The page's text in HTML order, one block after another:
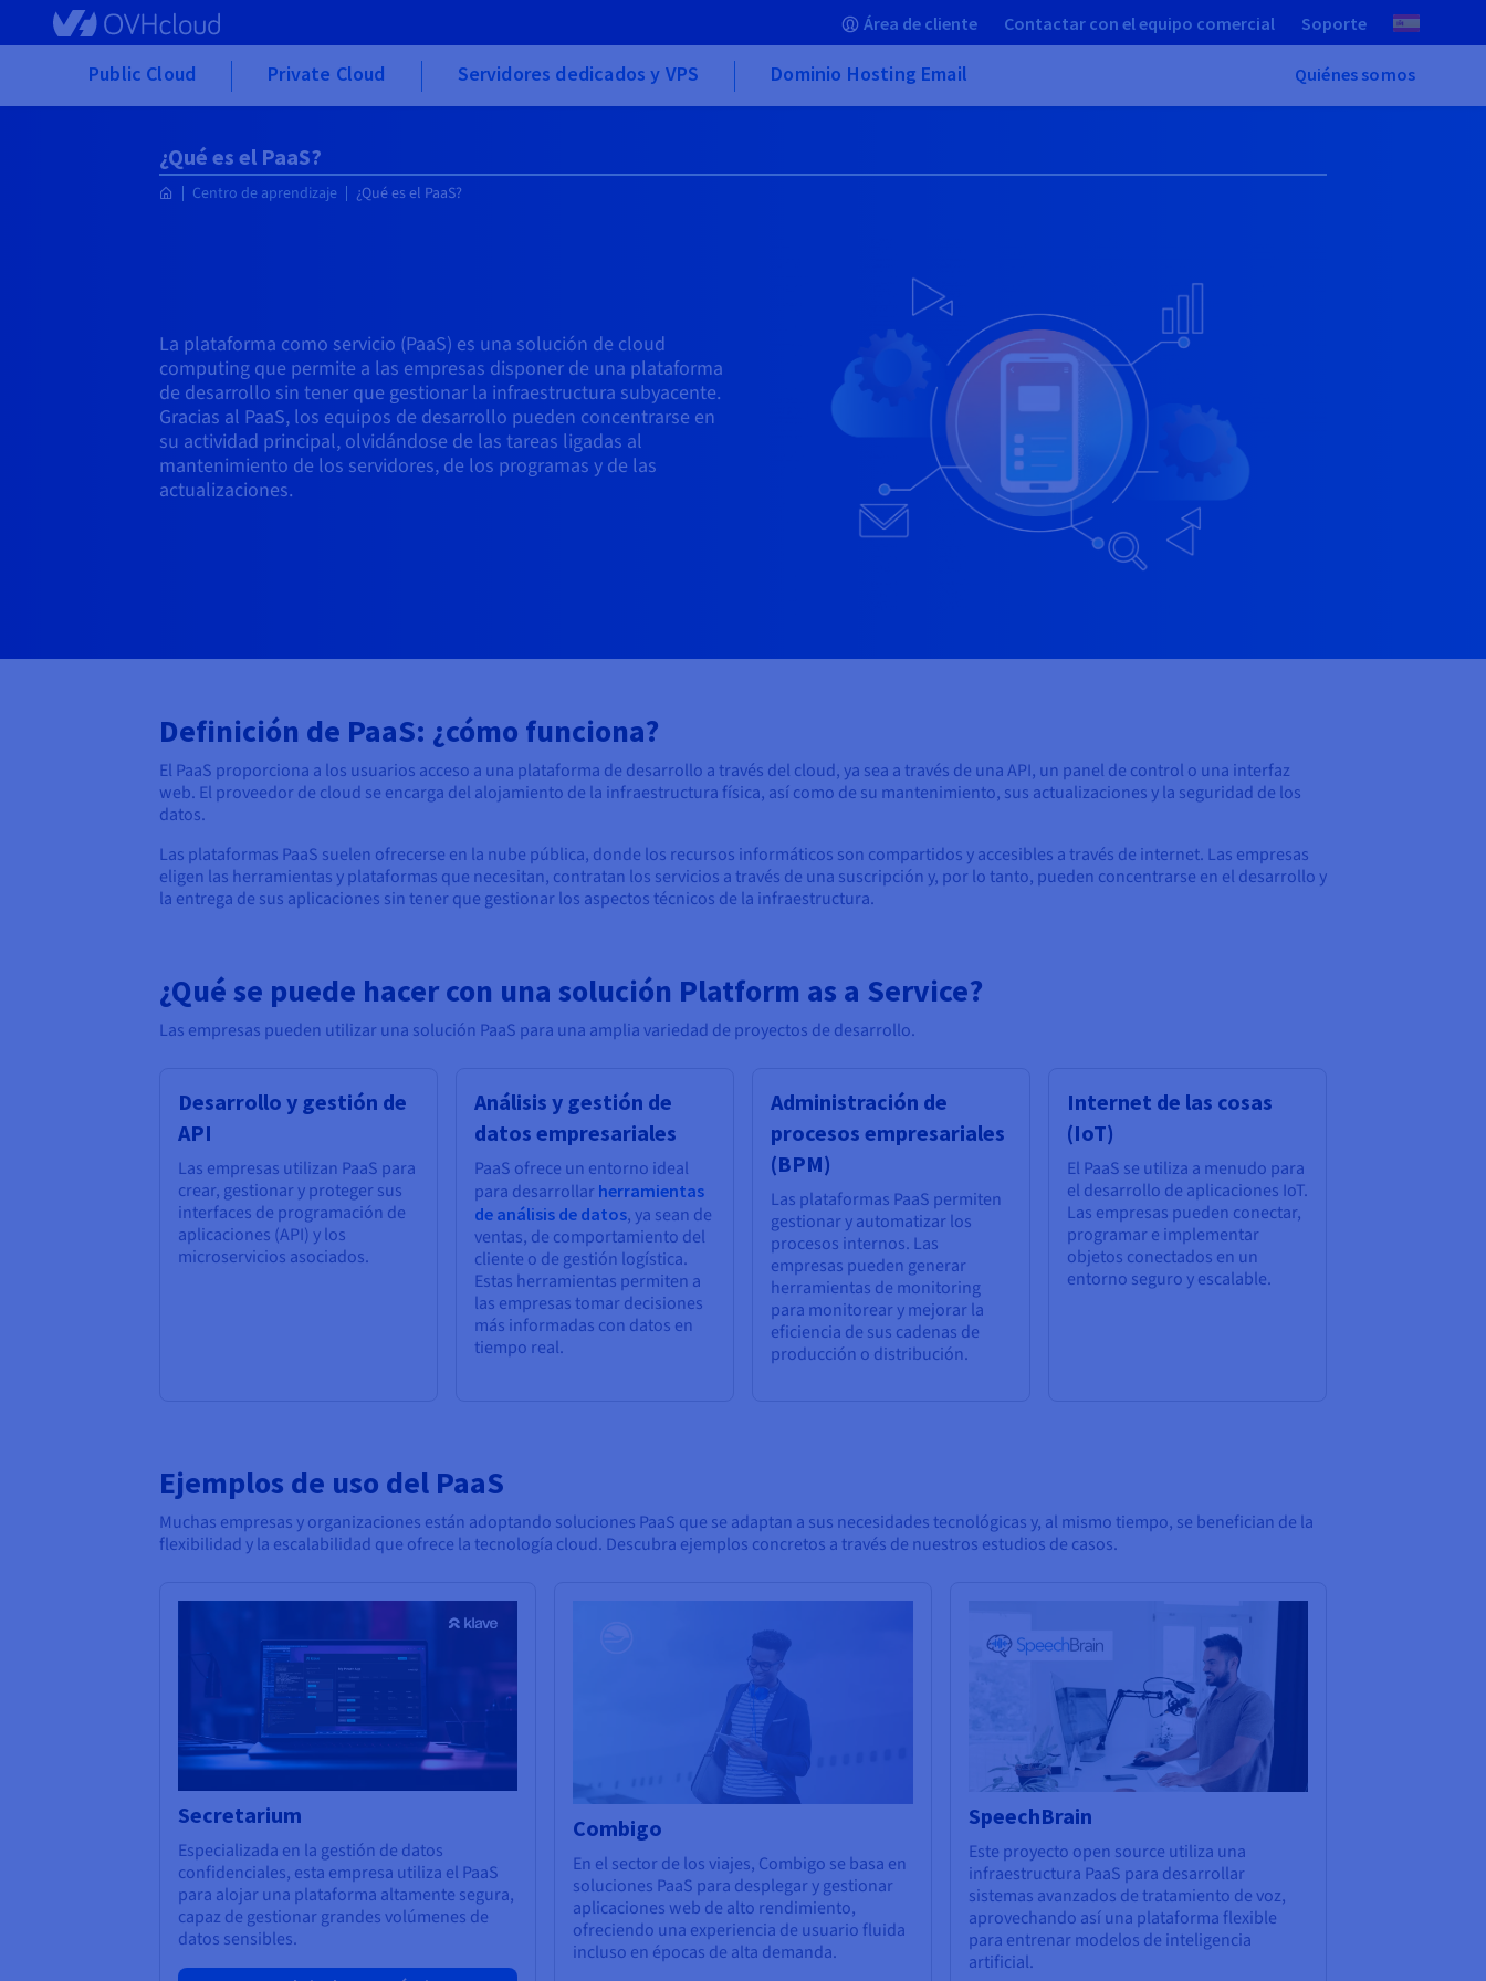
Skip to main content Área de cliente Contactar con el equipo comercial Soporte
Public Cloud Private Cloud Servidores dedicados y VPS Dominio Hosting Email Quiénes somos
¿Qué es el PaaS?
Centro de aprendizaje ¿Qué es el PaaS?
La plataforma como servicio (PaaS) es una solución de cloud
computing que permite a las empresas disponer de una plataforma
de desarrollo sin tener que gestionar la infraestructura subyacente.
Gracias al PaaS, los equipos de desarrollo pueden concentrarse en
su actividad principal, olvidándose de las tareas ligadas al
mantenimiento de los servidores, de los programas y de las
actualizaciones.
Definición de PaaS: ¿cómo funciona?
El PaaS proporciona a los usuarios acceso a una plataforma de desarrollo a través del cloud, ya sea a través de una API, un panel de control o una interfaz
web. El proveedor de cloud se encarga del alojamiento de la infraestructura física, así como de su mantenimiento, sus actualizaciones y la seguridad de los
datos.
Las plataformas PaaS suelen ofrecerse en la nube pública, donde los recursos informáticos son compartidos y accesibles a través de internet. Las empresas
eligen las herramientas y plataformas que necesitan, contratan los servicios a través de una suscripción y, por lo tanto, pueden concentrarse en el desarrollo y
la entrega de sus aplicaciones sin tener que gestionar los aspectos técnicos de la infraestructura.
¿Qué se puede hacer con una solución Platform as a Service?
Las empresas pueden utilizar una solución PaaS para una amplia variedad de proyectos de desarrollo.
Desarrollo y gestión de
API
Las empresas utilizan PaaS para
crear, gestionar y proteger sus
interfaces de programación de
aplicaciones (API) y los
microservicios asociados.
Análisis y gestión de
datos empresariales
PaaS ofrece un entorno ideal
para desarrollar herramientas
de análisis de datos, ya sean de
ventas, de comportamiento del
cliente o de gestión logística.
Estas herramientas permiten a
las empresas tomar decisiones
más informadas con datos en
tiempo real.
Administración de
procesos empresariales
(BPM)
Las plataformas PaaS permiten
gestionar y automatizar los
procesos internos. Las
empresas pueden generar
herramientas de monitoring
para monitorear y mejorar la
eficiencia de sus cadenas de
producción o distribución.
Internet de las cosas
(IoT)
El PaaS se utiliza a menudo para
el desarrollo de aplicaciones IoT.
Las empresas pueden conectar,
programar e implementar
objetos conectados en un
entorno seguro y escalable.
Ejemplos de uso del PaaS
Muchas empresas y organizaciones están adoptando soluciones PaaS que se adaptan a sus necesidades tecnológicas y, al mismo tiempo, se benefician de la
flexibilidad y la escalabilidad que ofrece la tecnología cloud. Descubra ejemplos concretos a través de nuestros estudios de casos.
Secretarium
Especializada en la gestión de datos
confidenciales, esta empresa utiliza el PaaS
para alojar una plataforma altamente segura,
capaz de gestionar grandes volúmenes de
datos sensibles.
Combigo
En el sector de los viajes, Combigo se basa en
soluciones PaaS para desplegar y gestionar
aplicaciones web de alto rendimiento,
ofreciendo una experiencia de usuario fluida
incluso en épocas de alta demanda.
SpeechBrain
Este proyecto open source utiliza una
infraestructura PaaS para desarrollar
sistemas avanzados de tratamiento de voz,
aprovechando así una plataforma flexible
para entrenar modelos de inteligencia
artificial.